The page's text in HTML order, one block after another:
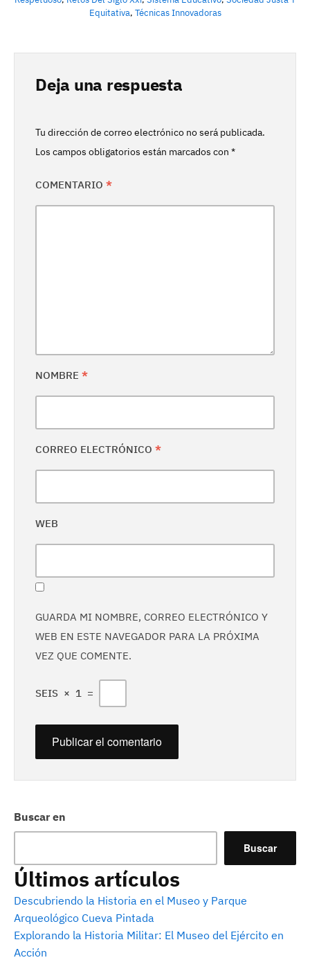
Buscar en
Buscar
Últimos artículos
Descubriendo la Historia en el Museo y Parque
Arqueológico Cueva Pintada
Explorando la Historia Militar: El Museo del Ejército en
Acción
Equitativa, Técnicas Innovadoras
Deja una respuesta
Tu dirección de correo electrónico no será publicada.
Los campos obligatorios están marcados con *
COMENTARIO *
NOMBRE *
CORREO ELECTRÓNICO *
WEB
GUARDA MI NOMBRE, CORREO ELECTRÓNICO Y
WEB EN ESTE NAVEGADOR PARA LA PRÓXIMA
VEZ QUE COMENTE.
SEIS × 1 =